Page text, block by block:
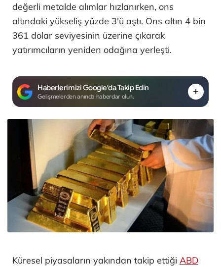
değerli metalde alımlar hızlanırken, ons
altındaki yükseliş yüzde 3'ü aştı. Ons altın 4 bin
361 dolar seviyesinin üzerine çıkarak
yatırımcıların yeniden odağına yerleşti.
Haberlerimizi Google'da Takip Edin
Gelişmelerden anında haberdar olun.
Küresel piyasaların yakından takip ettiği ABD